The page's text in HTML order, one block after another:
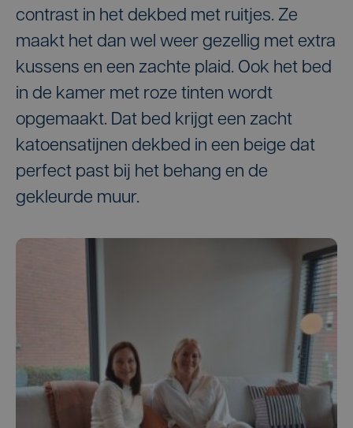
contrast in het dekbed met ruitjes. Ze
maakt het dan wel weer gezellig met extra
kussens en een zachte plaid. Ook het bed
in de kamer met roze tinten wordt
opgemaakt. Dat bed krijgt een zacht
katoensatijnen dekbed in een beige dat
perfect past bij het behang en de
gekleurde muur.